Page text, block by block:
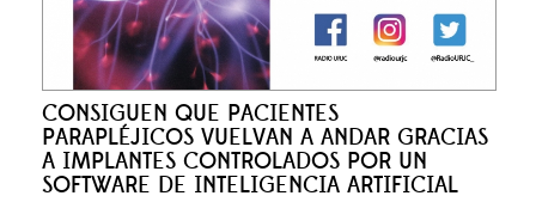
CONSIGUEN QUE PACIENTES
PARAPLÉJICOS VUELVAN A ANDAR GRACIAS
A IMPLANTES CONTROLADOS POR UN
SOFTWARE DE INTELIGENCIA ARTIFICIAL